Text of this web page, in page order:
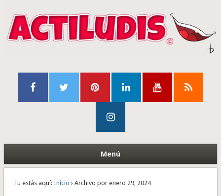
Menú
Tu estás aquí: Inicio › Archivo por enero 29, 2024